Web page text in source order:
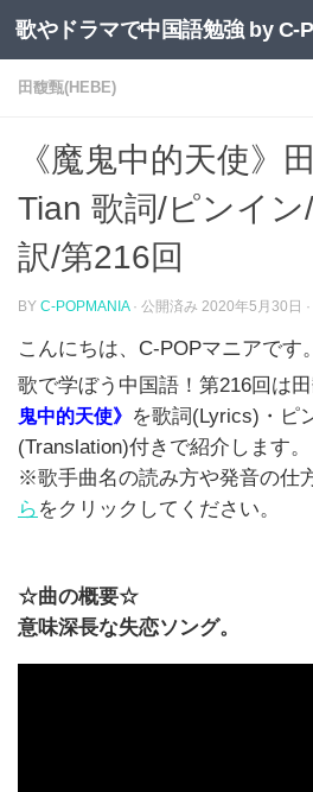
コンテンツへスキップ
田馥甄(HEBE)
《魔鬼中的天使》
Tian 歌詞/ピンイン
訳/第216回
BY C-POPMANIA · 公開済み 2020年5月30日
こんにちは、 C-POPマニアです。
歌で学ぼう中国語！第216回は
鬼中的天使》 を歌詞 (Lyrics) ・ピ
(Translation)付きで紹介します。
※歌手曲名の読み方や発音の仕
ら をクリックしてください。
☆曲の概要☆
意味深長な失恋ソング。